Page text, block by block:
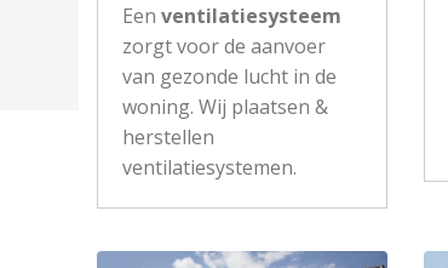
Een ventilatiesysteem
zorgt voor de aanvoer
van gezonde lucht in de
woning. Wij plaatsen &
herstellen
ventilatiesystemen.